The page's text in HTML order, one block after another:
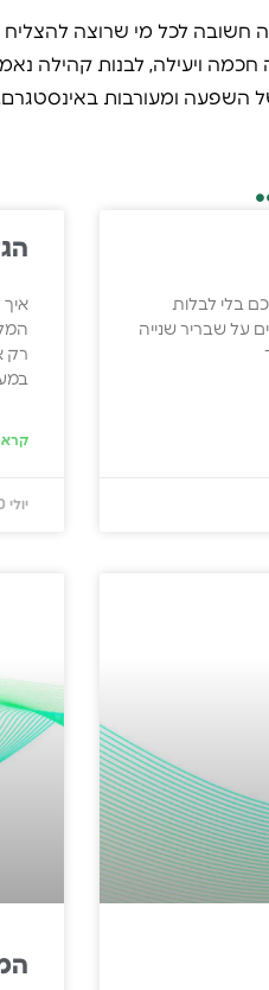
חשובה לכל מי שרוצה
ויעילה, לבנות קהילה
השפעה ומעורבות
בלי לבלות
על שבריר שנייה
רק
קרא
יולי 30, 2026